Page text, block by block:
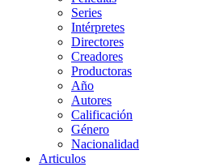
Series
Intérpretes
Directores
Creadores
Productoras
Año
Autores
Calificación
Género
Nacionalidad
Articulos